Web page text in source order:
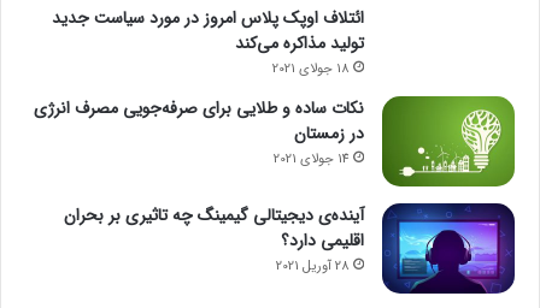
ائتلاف اوپک پلاس امروز در مورد سیاست جدید
تولید مذاکره می‌کند
18 جولای 2021
نکات ساده و طلایی برای صرفه‌جویی مصرف انرژی
در زمستان
14 جولای 2021
آینده‌ی دیجیتالی گیمینگ چه تاثیری بر بحران
اقلیمی دارد؟
28 آوریل 2021